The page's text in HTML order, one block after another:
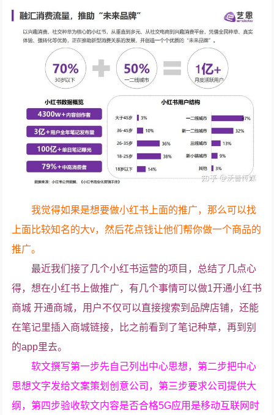
我觉得如果是想要做小红书上面的推广，那么可以找
上面比较知名的大v，然后花点钱让他们帮你做一个商品的
推广。
最近我们接了几个小红书运营的项目，总结了几点心
得，想在小红书上做推广，有几个事情可以做1开通小红书
商城 开通商城，用户不仅可以直接搜索到品牌店铺，还能
在笔记里插入商城链接，比之前看到了笔记种草，再到别
的app里去。
软文撰写第一步先自己列出中心思想，第二步把中心
思想文字发给文案策划创意公司，第三步要求公司提供大
纲，第四步验收软文内容是否合格5G应用是移动互联网时